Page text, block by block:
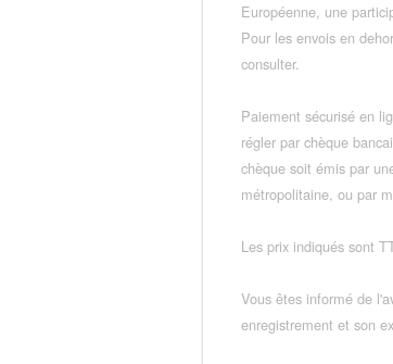
Européenne, une
Pour les envois en
consulter.
Paiement sécurisé en
régler par chèque
chèque soit émis par
métropolitaine, ou par
Les prix indiqués sont
Vous êtes informé de
enregistrement et son